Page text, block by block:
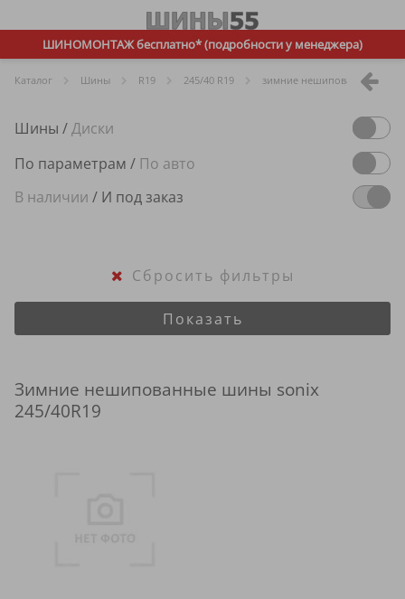
ШИНОМОНТАЖ бесплатно* (подробности у менеджера)
Каталог Шины R19 245/40 R19 зимние нешипованные
Шины /Диски
По параметрам / По авто
В наличии / И под заказ
Показать
Сбросить фильтры
Зимние нешипованные шины sonix
245/40R19